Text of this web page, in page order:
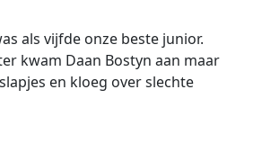
als vijfde onze beste junior.
kwam Daan Bostyn aan maar
en kloeg over slechte